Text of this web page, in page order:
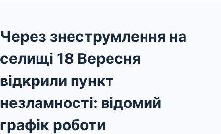
Через знеструмлення на
селищі 18 Вересня
відкрили пункт
незламності: відомий
графік роботи